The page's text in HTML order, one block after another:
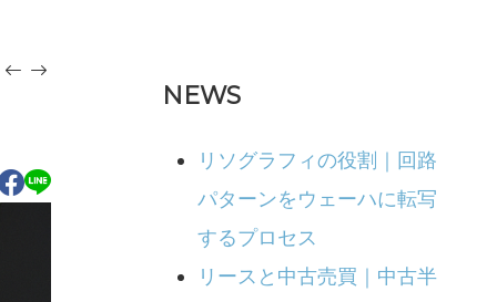
NEWS
リソグラフィの役割｜回路
パターンをウェーハに転写
するプロセス
リースと中古売買｜中古半